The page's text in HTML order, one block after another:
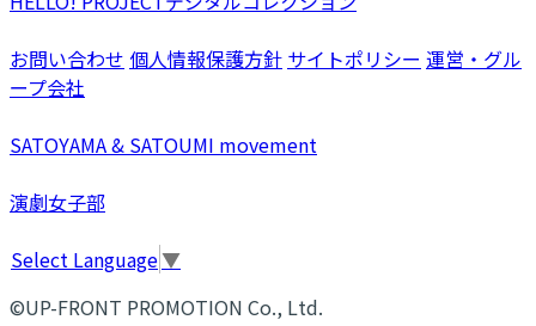
お問い合わせ 個人情報保護方針 サイトポリシー 運営・グル
ープ会社
SATOYAMA & SATOUMI movement
演劇女子部
Select Language▼
©UP-FRONT PROMOTION Co., Ltd.